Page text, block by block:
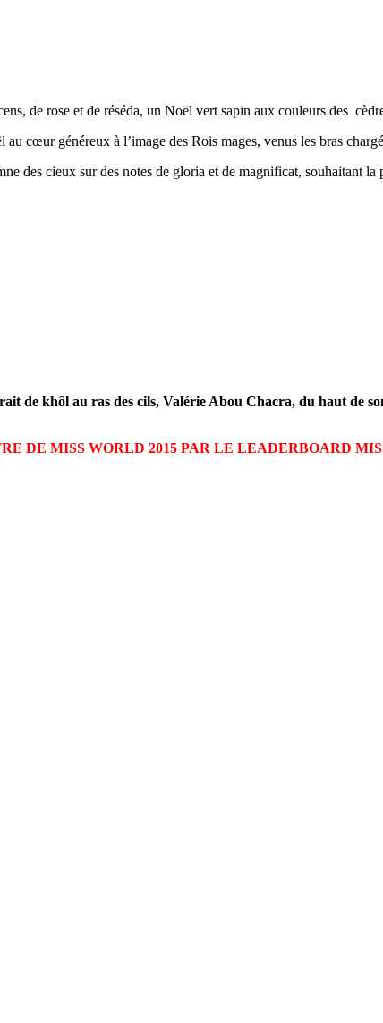
de rose et de réséda, un Noël vert sapin aux couleurs des
cœur généreux à l’image des Rois mages, venus les bras
des cieux sur des notes de gloria et de magnificat, souhaitant
de khôl au ras des cils, Valérie Abou Chacra, du haut de
DE MISS WORLD 2015 PAR LE LEADERBOARD